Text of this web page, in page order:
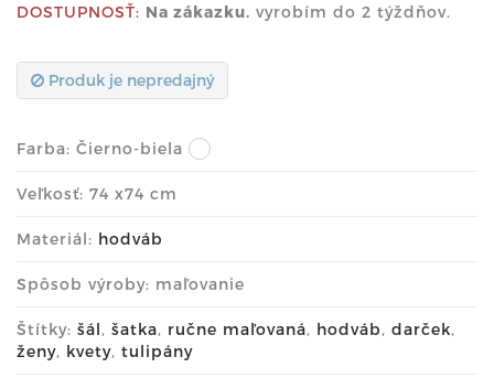
DOSTUPNOSŤ: Na zákazku. vyrobím do 2 týždňov.
Produk je nepredajný
Farba: Čierno-biela
Veľkosť: 74 x74 cm
Materiál: hodváb
Spôsob výroby: maľovanie
Štítky: šál, šatka, ručne maľovaná, hodváb, darček,
ženy, kvety, tulipány